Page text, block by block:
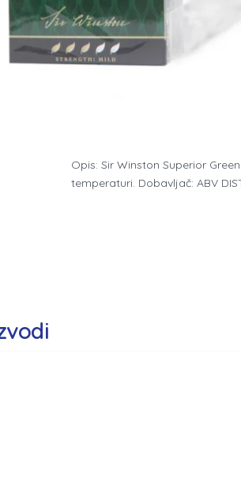
Opis: Sir Winston Superior
temperaturi. Dobavljač: ABV